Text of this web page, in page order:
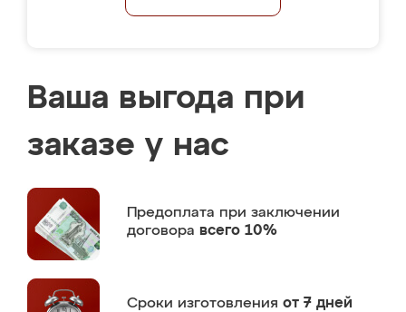
Ваша выгода при
заказе у нас
Предоплата при заключении
договора всего 10%
Сроки изготовления от 7 дней